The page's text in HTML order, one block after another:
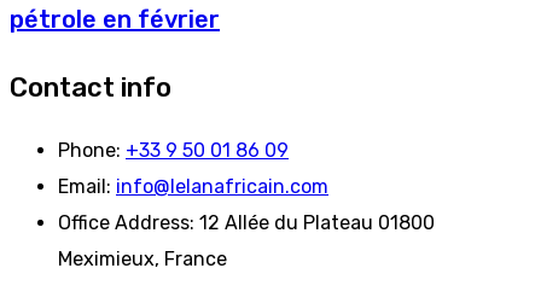
pétrole en février
Contact info
Phone: +33 9 50 01 86 09
Email: info@lelanafricain.com
Office Address: 12 Allée du Plateau 01800
Meximieux, France